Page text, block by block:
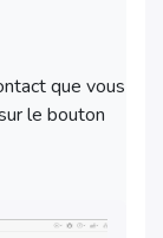
que vous
le bouton